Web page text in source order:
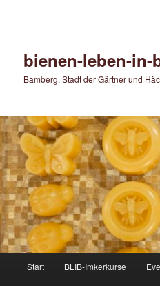
bienen-leben-in-
Bamberg. Stadt der Gärtner und
Start BLIB-Imkerkurse